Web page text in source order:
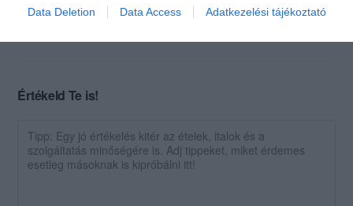
Data Deletion Data Access Adatkezelési tájékoztató
Jelentés
Értékeld Te is!